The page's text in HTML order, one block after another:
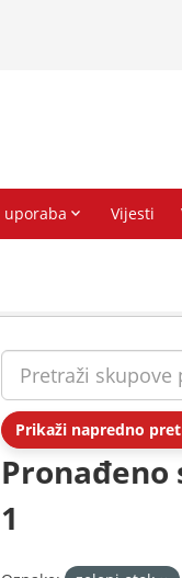
Prikaži napredno
Pronađeno
1